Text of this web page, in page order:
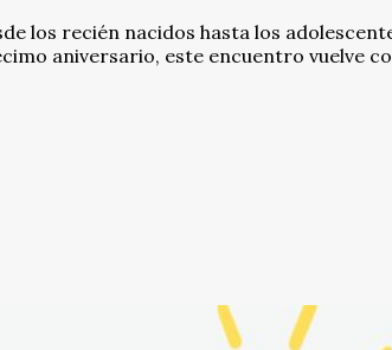
los recién nacidos hasta los
aniversario, este encuentro vuelve